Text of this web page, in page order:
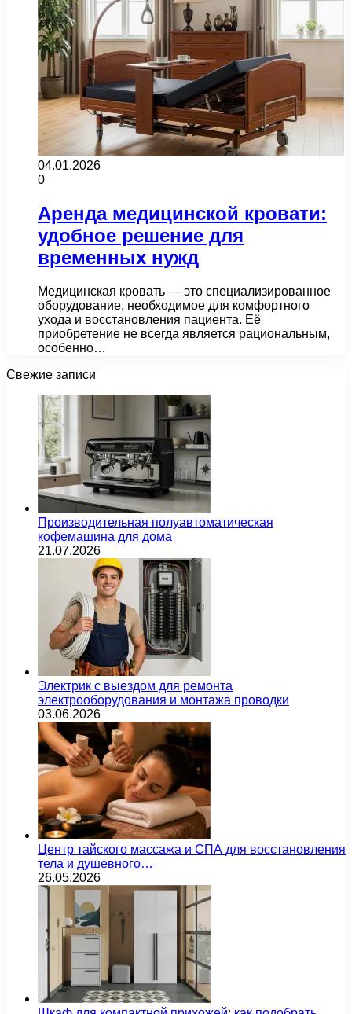
04.01.2026
0
Аренда медицинской кровати:
удобное решение для
временных нужд
Медицинская кровать — это специализированное
оборудование, необходимое для комфортного
ухода и восстановления пациента. Её
приобретение не всегда является рациональным,
особенно…
Свежие записи
Производительная полуавтоматическая
кофемашина для дома
21.07.2026
Электрик с выездом для ремонта
электрооборудования и монтажа проводки
03.06.2026
Центр тайского массажа и СПА для восстановления
тела и душевного…
26.05.2026